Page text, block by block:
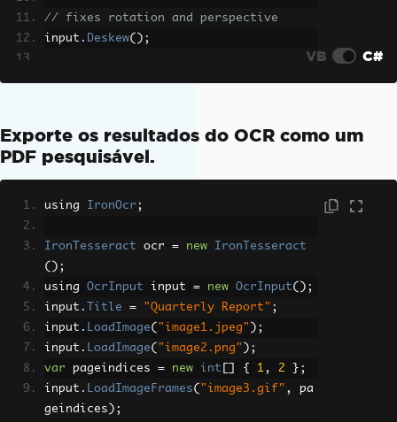
// fixes rotation and perspective
input . Deskew();
VB C#
Exporte os resultados do OCR como um
PDF pesquisável.
using IronOcr ;
IronTesseract ocr = new
IronTesseract
();
using OcrInput input = new OcrInput();
input . Title = "Quarterly Report" ;
input . LoadImage( "image1.jpeg" );
input . LoadImage( "image2.png" );
var pageindices = new int { 1, 2
};
input . LoadImageFrames( "image3.gif" ,
pa
geindices );